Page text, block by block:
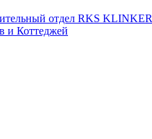
отдел RKS KLINKER
и Коттеджей